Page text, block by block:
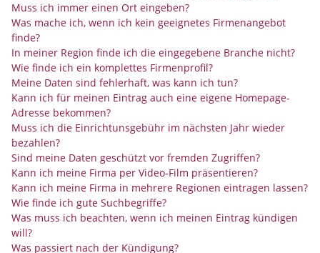
Muss ich immer einen Ort eingeben?
Was mache ich, wenn ich kein geeignetes Firmenangebot
finde?
In meiner Region finde ich die eingegebene Branche nicht?
Wie finde ich ein komplettes Firmenprofil?
Meine Daten sind fehlerhaft, was kann ich tun?
Kann ich für meinen Eintrag auch eine eigene Homepage-
Adresse bekommen?
Muss ich die Einrichtunsgebühr im nächsten Jahr wieder
bezahlen?
Sind meine Daten geschützt vor fremden Zugriffen?
Kann ich meine Firma per Video-Film präsentieren?
Kann ich meine Firma in mehrere Regionen eintragen lassen?
Wie finde ich gute Suchbegriffe?
Was muss ich beachten, wenn ich meinen Eintrag kündigen
will?
Was passiert nach der Kündigung?